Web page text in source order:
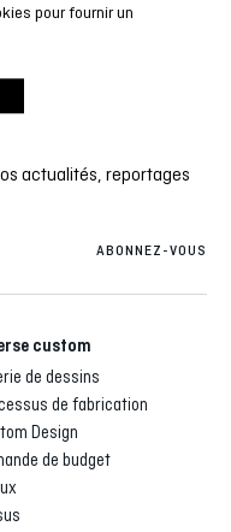
actualités, reportages
ABONNEZ-VOUS
custom
de dessins
de fabrication
Design
de budget
pour fournir un